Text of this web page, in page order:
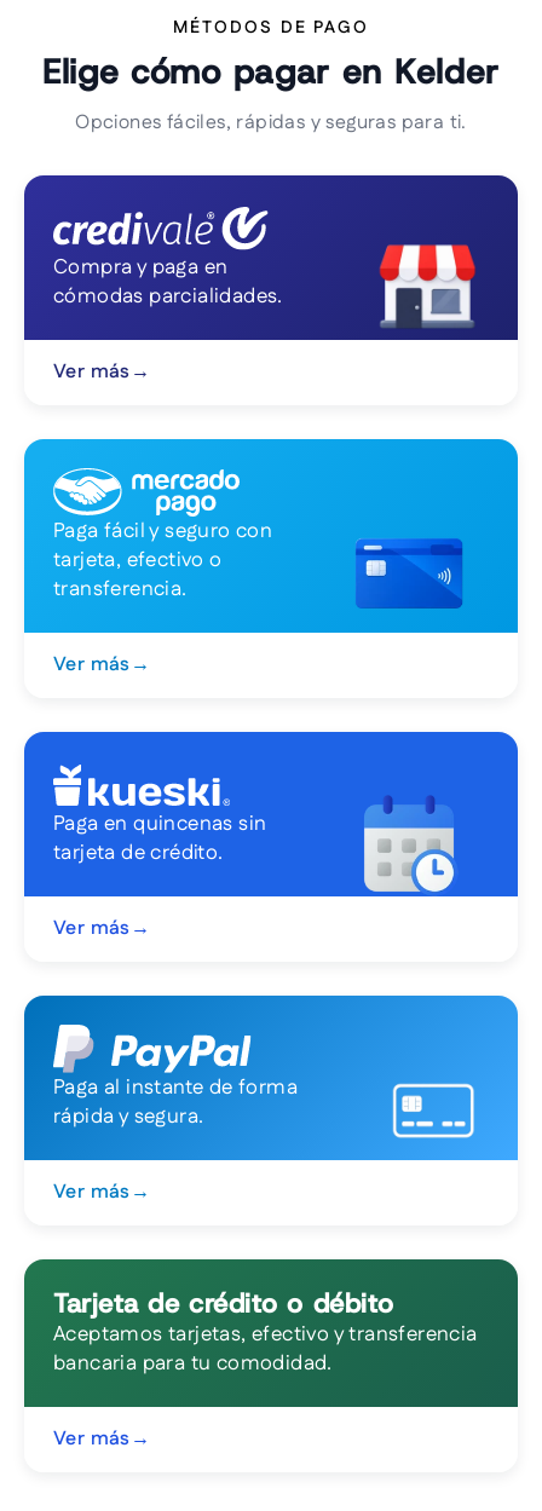
MÉTODOS DE PAGO
Elige cómo pagar en Kelder
Opciones fáciles, rápidas y seguras para ti.
Compra y paga en
cómodas parcialidades.
Ver más →
Paga fácil y seguro con
tarjeta, efectivo o
transferencia.
Ver más →
Paga en quincenas sin
tarjeta de crédito.
Ver más →
Paga al instante de forma
rápida y segura.
Ver más →
Tarjeta de crédito o débito
Aceptamos tarjetas, efectivo y transferencia
bancaria para tu comodidad.
Ver más →